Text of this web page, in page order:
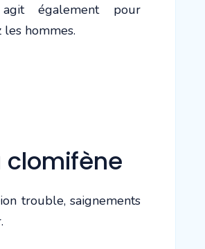
également pour
hommes.
clomifène
trouble, saignements